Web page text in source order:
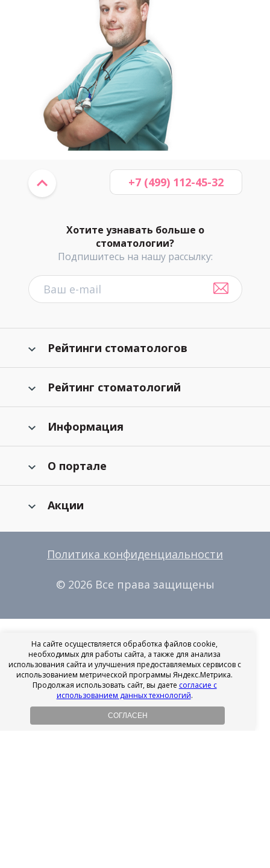
Хотите узнавать больше о
стоматологии?
Подпишитесь на нашу рассылку:
+7 (499) 112-45-32
Рейтинги стоматологов
Рейтинг стоматологий
Информация
О портале
Акции
Политика конфиденциальности
© 2026 Все права защищены
На сайте осуществляется обработка файлов cookie,
необходимых для работы сайта, а также для анализа
использования сайта и улучшения предоставляемых сервисов с
использованием метрической программы Яндекс.Метрика.
Продолжая использовать сайт, вы даете согласие с
использованием данных технологий.
СОГЛАСЕН